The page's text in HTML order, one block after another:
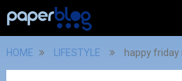
HOME LIFESTYLE happy friday